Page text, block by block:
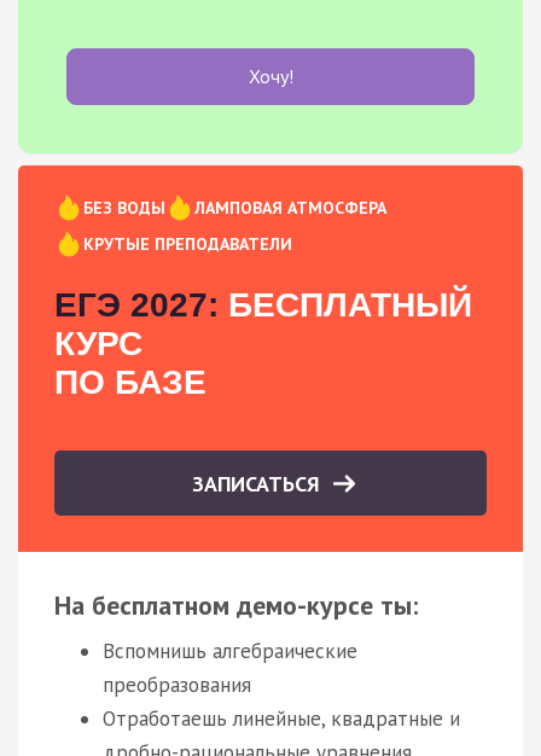
Хочу!
БЕЗ ВОДЫ
ЛАМПОВАЯ АТМОСФЕРА
КРУТЫЕ ПРЕПОДАВАТЕЛИ
ЕГЭ 2027: БЕСПЛАТНЫЙ
КУРС
ПО БАЗЕ
ЗАПИСАТЬСЯ
На бесплатном демо-курсе ты:
Вспомнишь алгебраические
преобразования
Отработаешь линейные, квадратные и